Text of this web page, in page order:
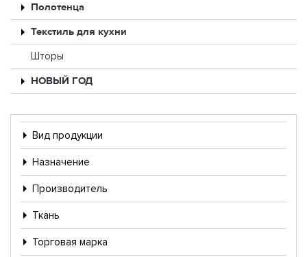
Полотенца
Текстиль для кухни
Шторы
НОВЫЙ ГОД
Вид продукции
Назначение
Производитель
Ткань
Торговая марка